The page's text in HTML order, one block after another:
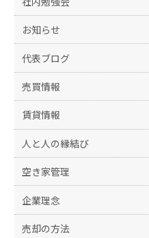
お知らせ
代表ブログ
売買情報
賃貸情報
人と人の縁結び
空き家管理
企業理念
売却の方法